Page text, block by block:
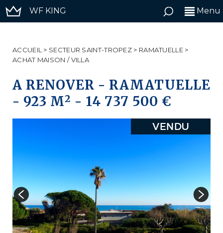
WF KING Menu
ACCUEIL > SECTEUR SAINT-TROPEZ > RAMATUELLE>
ACHAT MAISON / VILLA
A RENOVER - RAMATUELLE
- 923 M2 - 14 737 500 €